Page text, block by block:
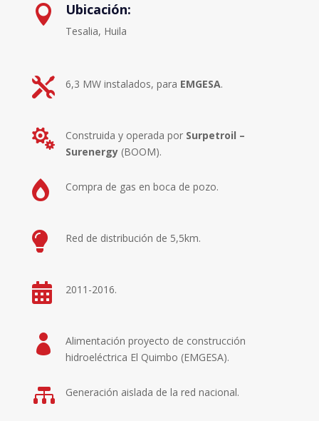
 Ubicación:
Tesalia, Huila
 6,3 MW instalados, para EMGESA.
 Construida y operada por Surpetroil –
Surenergy(BOOM).
 Compra de gas en boca de pozo.
 Red de distribución de 5,5km.
 2011-2016.

Alimentación proyecto de construcción
hidroeléctrica El Quimbo (EMGESA).
 Generación aislada de la red nacional.